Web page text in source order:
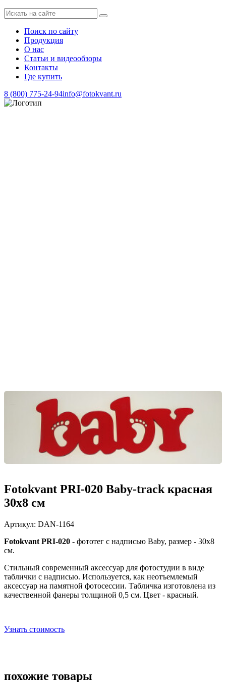
Поиск по сайту
Продукция
О нас
Статьи и видеообзоры
Контакты
Где купить
8 (800) 775-24-94info@fotokvant.ru
Fotokvant PRI-020 Baby-track красная
30х8 см
Артикул: DAN-1164
Fotokvant PRI-020 - фототег с надписью Baby, размер - 30х8
см.
Стильный современный аксессуар для фотостудии в виде
таблички с надписью. Используется, как неотъемлемый
аксессуар на памятной фотосессии. Табличка изготовлена из
качественной фанеры толщиной 0,5 см. Цвет - красный.
Узнать стоимость
похожие товары